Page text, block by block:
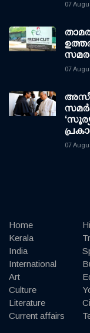
07
07
07
Home
Kerala
India
International
Art
Culture
Literature
Current affairs